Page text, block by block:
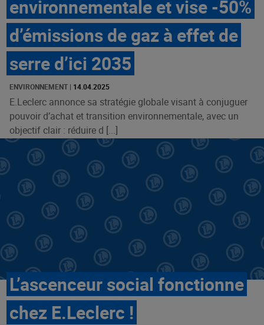
environnementale et vise -50%
d’émissions de gaz à effet de
serre d’ici 2035
ENVIRONNEMENT | 14.04.2025
E.Leclerc annonce sa stratégie globale visant à conjuguer
pouvoir d’achat et transition environnementale, avec un
objectif clair : réduire d [...]
L’ascenceur social fonctionne
chez E.Leclerc !